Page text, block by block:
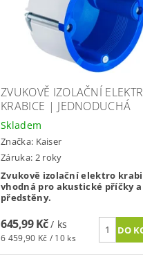
ZVUKOVĚ IZOLAČNÍ
KRABICE | JEDNODUCHÁ
Skladem
Značka: Kaiser
Záruka: 2 roky
Zvukově izolační elektro
vhodná pro akustické příčky a
předstěny.
645,99 Kč/ ks
6 459,90 Kč / 10 ks